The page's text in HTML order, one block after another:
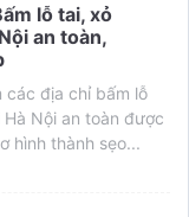
lỗ tai, xỏ
an toàn,
các địa chỉ bấm lỗ
Nội an toàn được
hình thành sẹo...